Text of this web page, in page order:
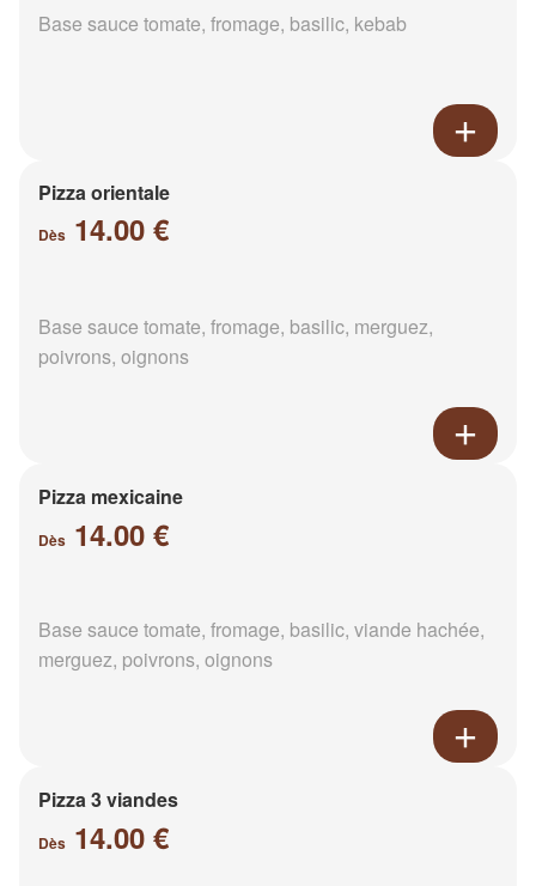
Base sauce tomate, fromage, basilic, kebab
Pizza orientale
Dès 14.00 €
Base sauce tomate, fromage, basilic, merguez,
poivrons, oignons
Pizza mexicaine
Dès 14.00 €
Base sauce tomate, fromage, basilic, viande hachée,
merguez, poivrons, oignons
Pizza 3 viandes
Dès 14.00 €